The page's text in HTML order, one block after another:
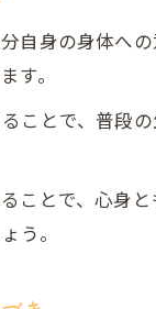
整体満
整体
整体
自身の身体へ
す。
ことで、普段
ことで、心身
う。